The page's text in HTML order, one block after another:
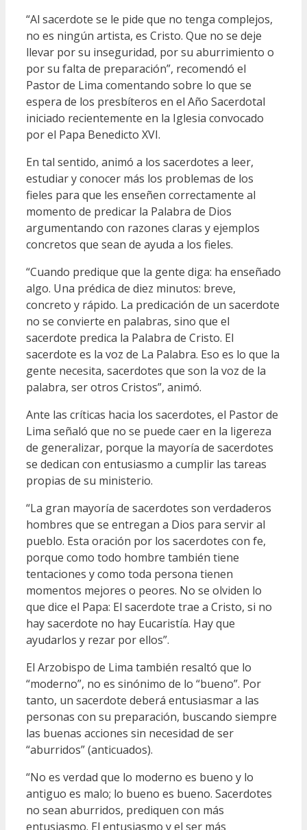
“Al sacerdote se le pide que no tenga complejos,
no es ningún artista, es Cristo. Que no se deje
llevar por su inseguridad, por su aburrimiento o
por su falta de preparación”, recomendó el
Pastor de Lima comentando sobre lo que se
espera de los presbíteros en el Año Sacerdotal
iniciado recientemente en la Iglesia convocado
por el Papa Benedicto XVI.
En tal sentido, animó a los sacerdotes a leer,
estudiar y conocer más los problemas de los
fieles para que les enseñen correctamente al
momento de predicar la Palabra de Dios
argumentando con razones claras y ejemplos
concretos que sean de ayuda a los fieles.
“Cuando predique que la gente diga: ha enseñado
algo. Una prédica de diez minutos: breve,
concreto y rápido. La predicación de un sacerdote
no se convierte en palabras, sino que el
sacerdote predica la Palabra de Cristo. El
sacerdote es la voz de La Palabra. Eso es lo que la
gente necesita, sacerdotes que son la voz de la
palabra, ser otros Cristos”, animó.
Ante las críticas hacia los sacerdotes, el Pastor de
Lima señaló que no se puede caer en la ligereza
de generalizar, porque la mayoría de sacerdotes
se dedican con entusiasmo a cumplir las tareas
propias de su ministerio.
“La gran mayoría de sacerdotes son verdaderos
hombres que se entregan a Dios para servir al
pueblo. Esta oración por los sacerdotes con fe,
porque como todo hombre también tiene
tentaciones y como toda persona tienen
momentos mejores o peores. No se olviden lo
que dice el Papa: El sacerdote trae a Cristo, si no
hay sacerdote no hay Eucaristía. Hay que
ayudarlos y rezar por ellos”.
El Arzobispo de Lima también resaltó que lo
“moderno”, no es sinónimo de lo “bueno”. Por
tanto, un sacerdote deberá entusiasmar a las
personas con su preparación, buscando siempre
las buenas acciones sin necesidad de ser
“aburridos” (anticuados).
“No es verdad que lo moderno es bueno y lo
antiguo es malo; lo bueno es bueno. Sacerdotes
no sean aburridos, prediquen con más
entusiasmo. El entusiasmo y el ser más